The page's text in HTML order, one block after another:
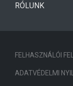
RÓLUNK
FELHASZNÁLÓI
ADATVÉDELMI